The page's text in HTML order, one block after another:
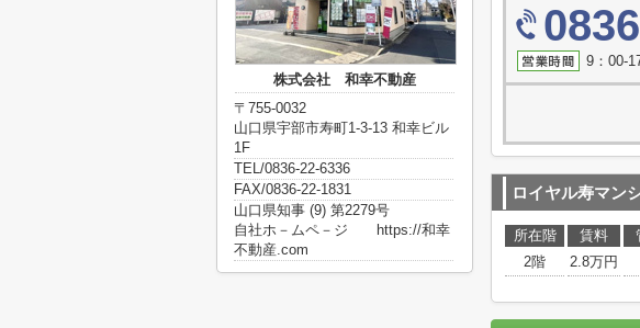
9：00-
ロイヤル寿マン
所在階 賃料
2階
2.8万円
株式会社 和幸不動産
〒755-0032
山口県宇部市寿町1-3-13 和幸ビル
1F
TEL/0836-22-6336
FAX/0836-22-1831
山口県知事 (9) 第2279号
自社ホ－ムペ－ジ https://和幸
不動産.com